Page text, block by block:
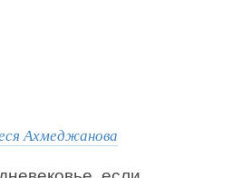
Ахмеджанова